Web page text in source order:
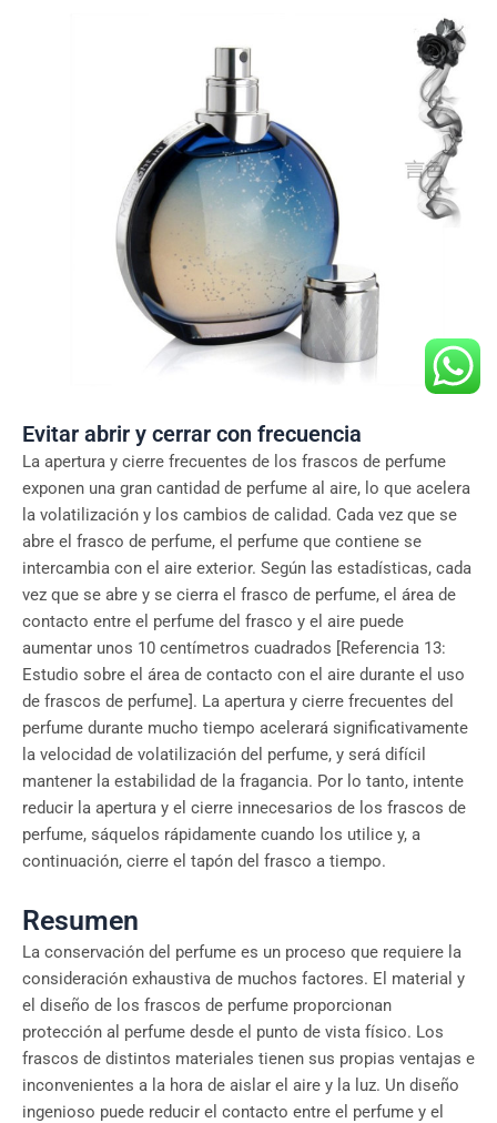
Evitar abrir y cerrar con frecuencia
La apertura y cierre frecuentes de los frascos de perfume
exponen una gran cantidad de perfume al aire, lo que acelera
la volatilización y los cambios de calidad. Cada vez que se
abre el frasco de perfume, el perfume que contiene se
intercambia con el aire exterior. Según las estadísticas, cada
vez que se abre y se cierra el frasco de perfume, el área de
contacto entre el perfume del frasco y el aire puede
aumentar unos 10 centímetros cuadrados [Referencia 13:
Estudio sobre el área de contacto con el aire durante el uso
de frascos de perfume]. La apertura y cierre frecuentes del
perfume durante mucho tiempo acelerará significativamente
la velocidad de volatilización del perfume, y será difícil
mantener la estabilidad de la fragancia. Por lo tanto, intente
reducir la apertura y el cierre innecesarios de los frascos de
perfume, sáquelos rápidamente cuando los utilice y, a
continuación, cierre el tapón del frasco a tiempo.
Resumen
La conservación del perfume es un proceso que requiere la
consideración exhaustiva de muchos factores. El material y
el diseño de los frascos de perfume proporcionan
protección al perfume desde el punto de vista físico. Los
frascos de distintos materiales tienen sus propias ventajas e
inconvenientes a la hora de aislar el aire y la luz. Un diseño
ingenioso puede reducir el contacto entre el perfume y el